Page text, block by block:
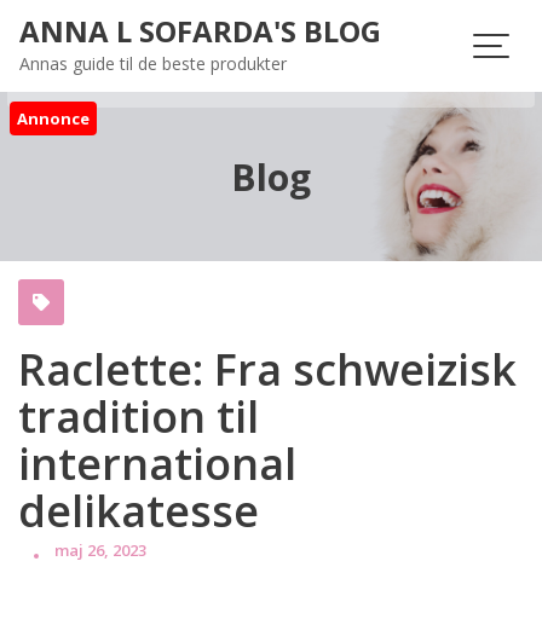
content
ANNA L SOFARDA'S BLOG
Annas guide til de beste produkter
Annonce
Blog
Raclette: Fra schweizisk
tradition til
international
delikatesse
maj 26, 2023